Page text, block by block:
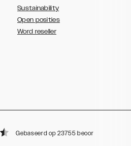
Sustainability
Open posities
Word reseller
Gebaseerd op 23755 beoordelingen